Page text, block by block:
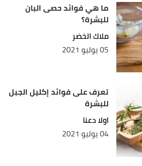
ما هي فوائد حصى البان
للبشرة؟
ملاك الخضر
05 يوليو 2021
تعرف على فوائد إكليل الجبل
للبشرة
اولا دعنا
04 يوليو 2021